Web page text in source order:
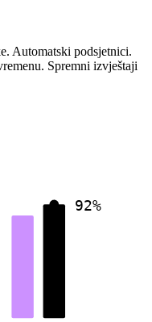
Automatski podsjetnici.
Spremni izvještaji
92%